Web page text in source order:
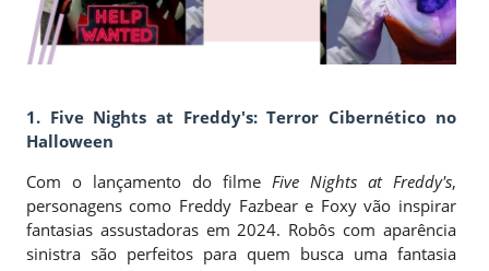
1. Five Nights at Freddy's: Terror Cibernético no
Halloween
Com o lançamento do filme Five Nights at Freddy's,
personagens como Freddy Fazbear e Foxy vão inspirar
fantasias assustadoras em 2024. Robôs com aparência
sinistra são perfeitos para quem busca uma fantasia